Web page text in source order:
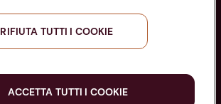
RIFIUTA TUTTI I COOKIE
ACCETTA TUTTI I COOKIE